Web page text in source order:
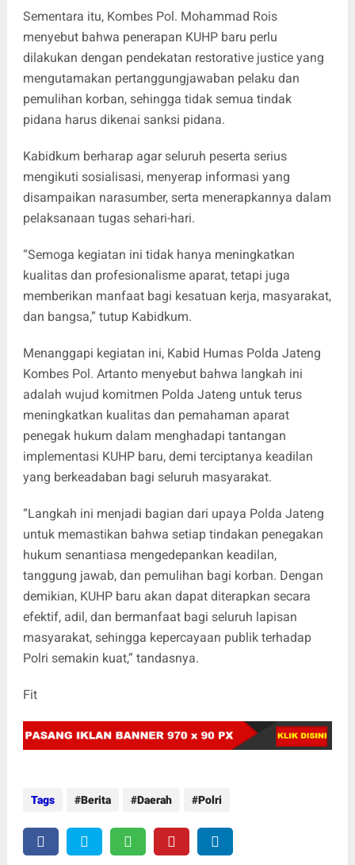
Sementara itu, Kombes Pol. Mohammad Rois
menyebut bahwa penerapan KUHP baru perlu
dilakukan dengan pendekatan restorative justice yang
mengutamakan pertanggungjawaban pelaku dan
pemulihan korban, sehingga tidak semua tindak
pidana harus dikenai sanksi pidana.
Kabidkum berharap agar seluruh peserta serius
mengikuti sosialisasi, menyerap informasi yang
disampaikan narasumber, serta menerapkannya dalam
pelaksanaan tugas sehari-hari.
“Semoga kegiatan ini tidak hanya meningkatkan
kualitas dan profesionalisme aparat, tetapi juga
memberikan manfaat bagi kesatuan kerja, masyarakat,
dan bangsa,” tutup Kabidkum.
Menanggapi kegiatan ini, Kabid Humas Polda Jateng
Kombes Pol. Artanto menyebut bahwa langkah ini
adalah wujud komitmen Polda Jateng untuk terus
meningkatkan kualitas dan pemahaman aparat
penegak hukum dalam menghadapi tantangan
implementasi KUHP baru, demi terciptanya keadilan
yang berkeadaban bagi seluruh masyarakat.
“Langkah ini menjadi bagian dari upaya Polda Jateng
untuk memastikan bahwa setiap tindakan penegakan
hukum senantiasa mengedepankan keadilan,
tanggung jawab, dan pemulihan bagi korban. Dengan
demikian, KUHP baru akan dapat diterapkan secara
efektif, adil, dan bermanfaat bagi seluruh lapisan
masyarakat, sehingga kepercayaan publik terhadap
Polri semakin kuat,” tandasnya.
Fit
Tags Berita Daerah Polri